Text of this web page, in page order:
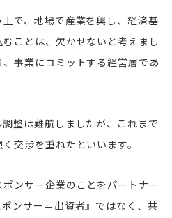
上で、地場で産業を興し、経済基
ことは、欠かせないと考えまし
事業にコミットする経営層であ
整は難航しましたが、これまで
交渉を重ねたといいます。
ポンサー企業のことをパートナー
ンサー＝出資者』ではなく、共